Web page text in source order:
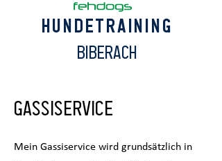
Hundetraining
Biberach
Gassiservice
Mein Gassiservice wird grundsätzlich in